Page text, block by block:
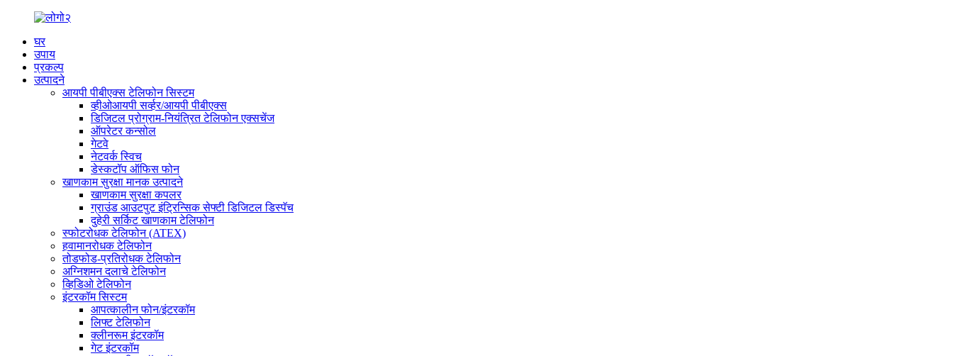
घर
उपाय
प्रकल्प
उत्पादने
आयपी पीबीएक्स टेलिफोन सिस्टम
व्हीओआयपी सर्व्हर/आयपी पीबीएक्स
डिजिटल प्रोग्राम-नियंत्रित टेलिफोन एक्सचेंज
ऑपरेटर कन्सोल
गेटवे
नेटवर्क स्विच
डेस्कटॉप ऑफिस फोन
खाणकाम सुरक्षा मानक उत्पादने
खाणकाम सुरक्षा कपलर
ग्राउंड आउटपुट इंट्रिन्सिक सेफ्टी डिजिटल डिस्पॅच
दुहेरी सर्किट खाणकाम टेलिफोन
स्फोटरोधक टेलिफोन (ATEX)
हवामानरोधक टेलिफोन
तोडफोड-प्रतिरोधक टेलिफोन
अग्निशमन दलाचे टेलिफोन
व्हिडिओ टेलिफोन
इंटरकॉम सिस्टम
आपत्कालीन फोन/इंटरकॉम
लिफ्ट टेलिफोन
क्लीनरूम इंटरकॉम
गेट इंटरकॉम